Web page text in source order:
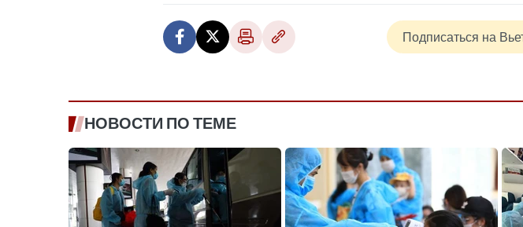
Подписаться на
НОВОСТИ ПО ТЕМЕ